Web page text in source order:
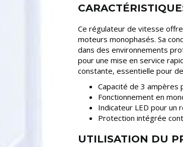
Ce régulateur de vitesse
moteurs monophasés. Sa
dans des environnements
pour une mise en service
constante, essentielle pour
Capacité de 3 ampères
Fonctionnement en
Indicateur LED pour un
Protection intégrée
UTILISATION DU